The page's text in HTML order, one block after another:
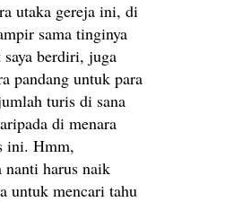
utaka gereja ini, di
sama tinginya
saya berdiri, juga
pandang untuk para
turis di sana
di menara
ini. Hmm,
nanti harus naik
untuk mencari tahu